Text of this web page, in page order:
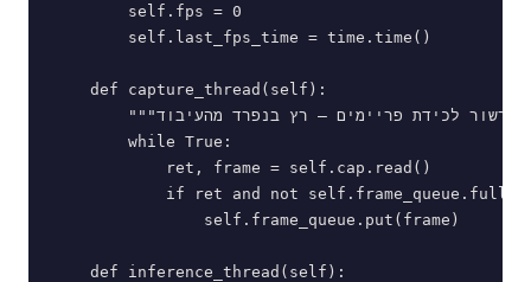
        self.fps = 0
        self.last_fps_time = time.time()
    def capture_thread(self):
        """שרשור לכידת פריימים — רץ בנפרד מהעיבוד"""
        while True:
            ret, frame = self.cap.read()
if ret and not
                self.frame_queue.put(frame)
    def inference_thread(self):